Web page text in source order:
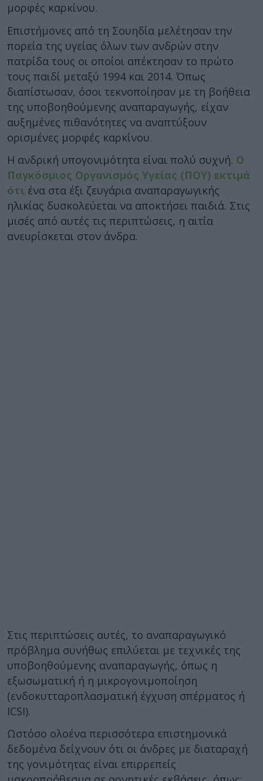
μορφές καρκίνου.
Επιστήμονες από τη Σουηδία μελέτησαν την
πορεία της υγείας όλων των ανδρών στην
πατρίδα τους οι οποίοι απέκτησαν το πρώτο
τους παιδί μεταξύ 1994 και 2014. Όπως
διαπίστωσαν, όσοι τεκνοποίησαν με τη βοήθεια
της υποβοηθούμενης αναπαραγωγής, είχαν
αυξημένες πιθανότητες να αναπτύξουν
ορισμένες μορφές καρκίνου.
Η ανδρική υπογονιμότητα είναι πολύ συχνή. Ο
Παγκόσμιος Οργανισμός Υγείας (ΠΟΥ) εκτιμά
ότι ένα στα έξι ζευγάρια αναπαραγωγικής
ηλικίας δυσκολεύεται να αποκτήσει παιδιά. Στις
μισές από αυτές τις περιπτώσεις, η αιτία
ανευρίσκεται στον άνδρα.
Στις περιπτώσεις αυτές, το αναπαραγωγικό
πρόβλημα συνήθως επιλύεται με τεχνικές της
υποβοηθούμενης αναπαραγωγής, όπως η
εξωσωματική ή η μικρογονιμοποίηση
(ενδοκυτταροπλασματική έγχυση σπέρματος ή
ICSI).
Ωστόσο ολοένα περισσότερα επιστημονικά
δεδομένα δείχνουν ότι οι άνδρες με διαταραχή
της γονιμότητας είναι επιρρεπείς